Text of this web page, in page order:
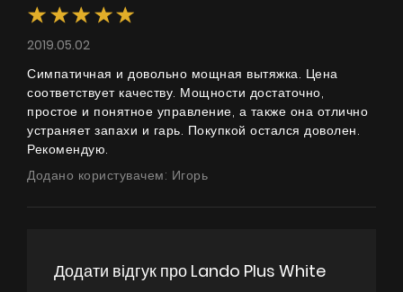
Технічна підтримка
Віртуальний салон
Де придбати
Співпраця
2019.05.02
Симпатичная и довольно мощная вытяжка. Цена
соответствует качеству. Мощности достаточно,
простое и понятное управление, а также она отлично
устраняет запахи и гарь. Покупкой остался доволен.
Рекомендую.
Додано користувачем: Игорь
Додати відгук про Lando Plus White